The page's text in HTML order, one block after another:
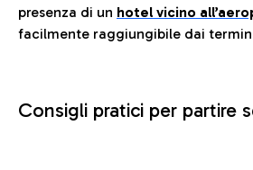
presenza di un hotel vicino
facilmente raggiungibile dai
Consigli pratici per partire